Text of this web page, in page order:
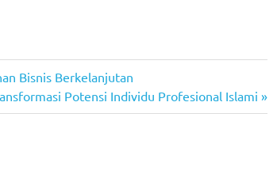
Bisnis Berkelanjutan
Potensi Individu Profesional Islami